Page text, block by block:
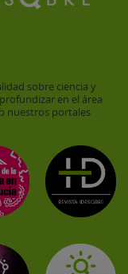
sobre ciencia y
en el área
nuestros portales